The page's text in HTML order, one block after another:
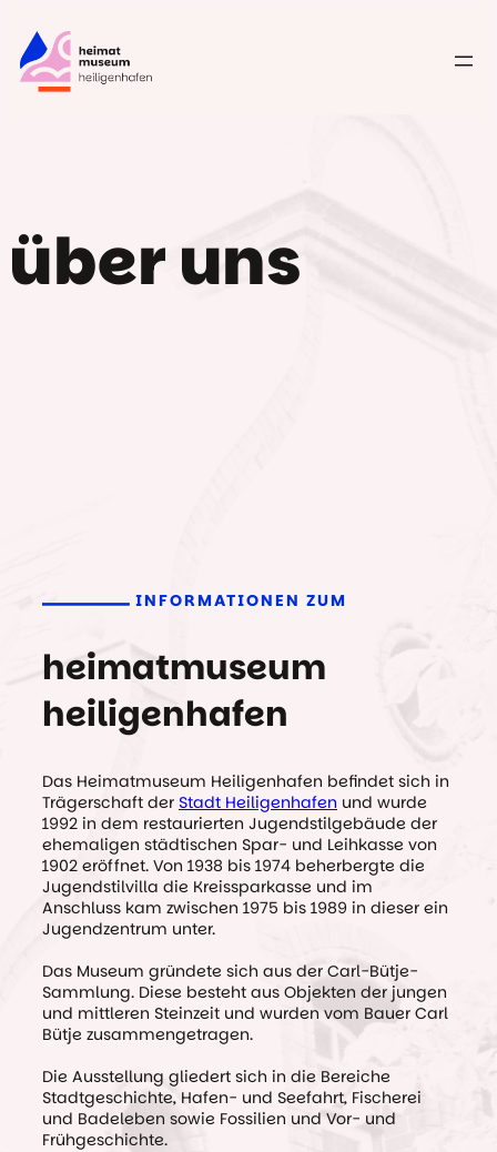
Inhalt
springen
über uns
INFORMATIONEN ZUM
heimatmuseum
heiligenhafen
Das Heimatmuseum Heiligenhafen befindet sich in
Trägerschaft der Stadt Heiligenhafen und wurde
1992 in dem restaurierten Jugendstilgebäude der
ehemaligen städtischen Spar- und Leihkasse von
1902 eröffnet. Von 1938 bis 1974 beherbergte die
Jugendstilvilla die Kreissparkasse und im
Anschluss kam zwischen 1975 bis 1989 in dieser ein
Jugendzentrum unter.
Das Museum gründete sich aus der Carl-Bütje-
Sammlung. Diese besteht aus Objekten der jungen
und mittleren Steinzeit und wurden vom Bauer Carl
Bütje zusammengetragen.
Die Ausstellung gliedert sich in die Bereiche
Stadtgeschichte, Hafen- und Seefahrt, Fischerei
und Badeleben sowie Fossilien und Vor- und
Frühgeschichte.